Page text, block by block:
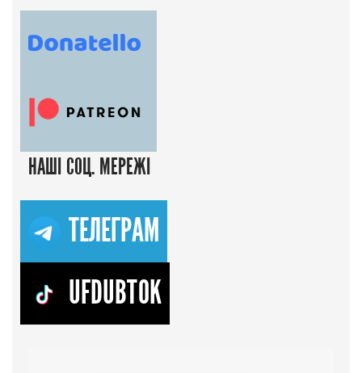
НАШІ СОЦ. МЕРЕЖІ
ТЕЛЕГРАМ
UFDUBTOK